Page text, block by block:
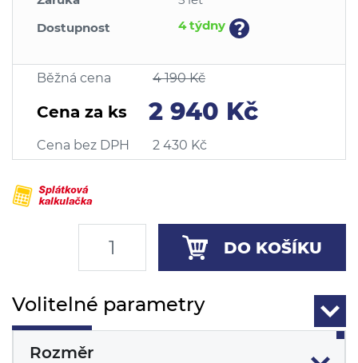
Dostupnost
4 týdny ?
Běžná cena 4 190 Kč
Cena za ks 2 940 Kč
Cena bez DPH 2 430 Kč
DO KOŠÍKU
Volitelné parametry
Rozměr